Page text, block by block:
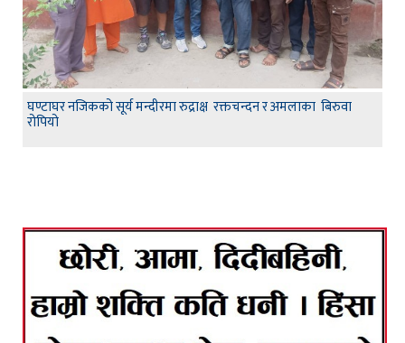
घण्टाघर नजिकको सूर्य मन्दीरमा रुद्राक्ष रक्तचन्दन र अमलाका बिरुवा
रोपियो